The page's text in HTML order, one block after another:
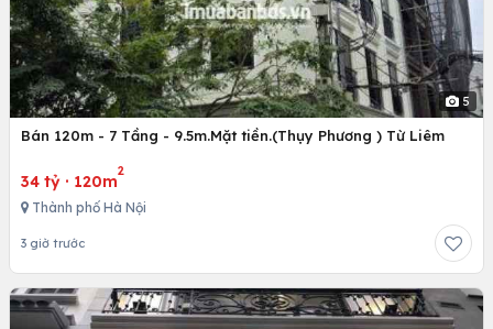
5
Bán 120m - 7 Tầng - 9.5m.Mặt tiền.(Thụy Phương ) Từ Liêm
34 tỷ · 120m
2
Thành phố Hà Nội
3 giờ trước